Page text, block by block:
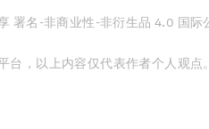
署名-非商业性-非衍生品 4.0 国际
，以上内容仅代表作者个人观点。